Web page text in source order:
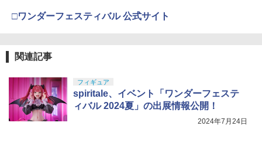
□ワンダーフェスティバル 公式サイト
関連記事
フィギュア
spiritale、イベント「ワンダーフェステ
ィバル 2024夏」の出展情報公開！
2024年7月24日